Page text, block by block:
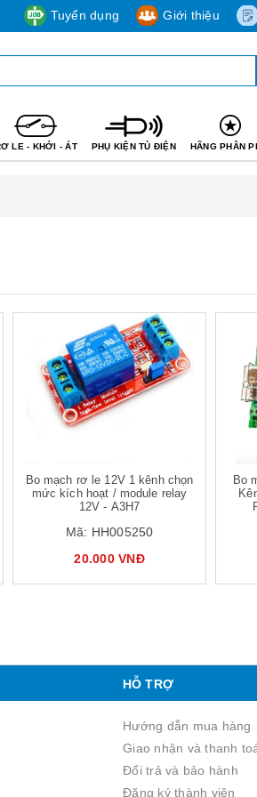
Tuyển dụng Giới thiệu
LE - KHỞI - ÁT PHỤ KIỆN TỦ ĐIỆN HÃNG PHÂN
Bo mạch rơ le 12V 1 kênh chọn
mức kích hoạt / module relay
12V - A3H7
Mã: HH005250
20.000 VNĐ
Bo
Mua hàng
HỖ TRỢ
Hướng dẫn mua hàng
Giao nhận và thanh
Đổi trả và bảo hành
Đăng ký thành viên